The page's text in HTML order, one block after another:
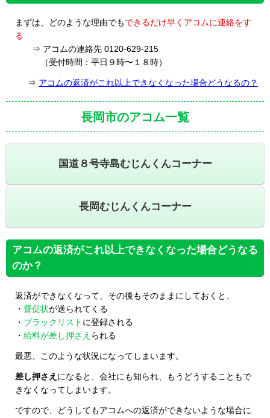
まずは、どのような理由でもできるだけ早くアコムに連絡をす
る
⇒ アコムの連絡先 0120-629-215
（受付時間：平日９時〜１８時）
⇒ アコムの返済がこれ以上できなくなった場合どうなるの？
長岡市のアコム一覧
国道８号寺島むじんくんコーナー
長岡むじんくんコーナー
アコムの返済がこれ以上できなくなった場合どうなる
のか？
返済ができなくなって、その後もそのままにしておくと、
・ 督促状が送られてくる
・ ブラックリスト に登録される
・ 給料が差し押さえ られる
最悪、このような状況になってしまいます。
差し押さえ になると、会社にも知られ、もうどうすることもで
きなくなってしまいます。
ですので、どうしてもアコムへの返済ができないような場合に